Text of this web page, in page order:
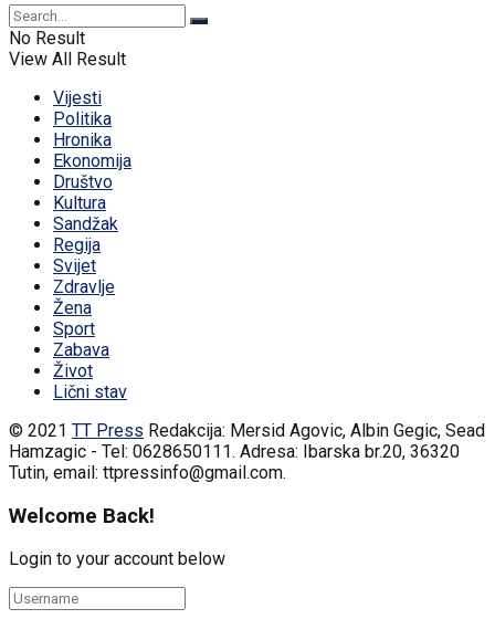
No Result
View All Result
Vijesti
Politika
Hronika
Ekonomija
Društvo
Kultura
Sandžak
Regija
Svijet
Zdravlje
Žena
Sport
Zabava
Život
Lični stav
© 2021 TT Press Redakcija: Mersid Agovic, Albin Gegic, Sead
Hamzagic - Tel: 0628650111. Adresa: Ibarska br.20, 36320
Tutin, email: ttpressinfo@gmail.com.
Welcome Back!
Login to your account below